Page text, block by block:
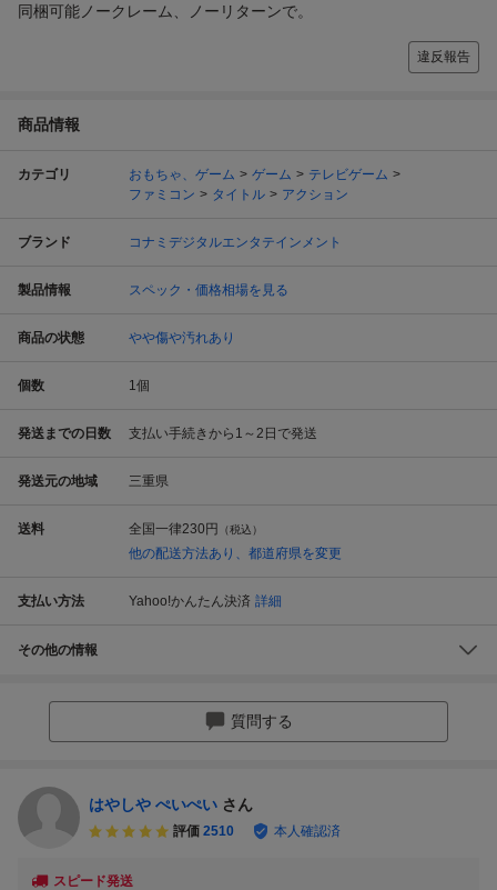
同梱可能ノークレーム、ノーリターンで。
違反報告
商品情報
カテゴリ おもちゃ、ゲーム ゲーム
テレビゲーム
ファミコン
タイトル アクション
ブランド コナミデジタルエンタテインメント
製品情報 スペック・価格相場を見る
商品の状態 やや傷や汚れあり
個数 1個
発送までの日数 支払い手続きから1～2日で発送
発送元の地域 三重県
送料 全国一律230円 （税込）
他の配送方法あり、都道府県を変更
支払い方法 Yahoo!かんたん決済 詳細
その他の情報
質問する
はやしや ぺいぺい さん
評価 2510 本人確認済
スピード発送